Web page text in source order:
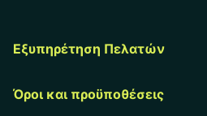
Εξυπηρέτηση Πελατών
Όροι και προϋποθέσεις